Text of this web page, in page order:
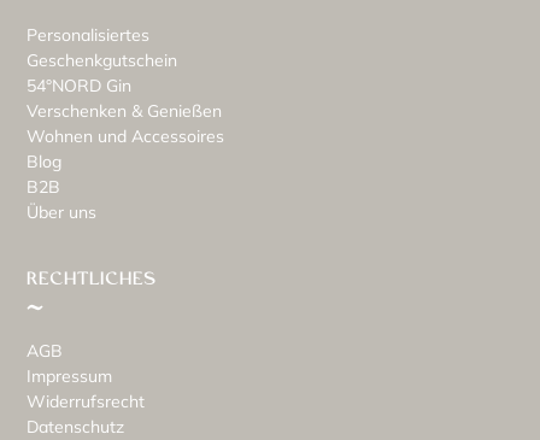
Personalisiertes
Geschenkgutschein
54°NORD Gin
Verschenken & Genießen
Wohnen und Accessoires
Blog
B2B
Über uns
RECHTLICHES
AGB
Impressum
Widerrufsrecht
Datenschutz